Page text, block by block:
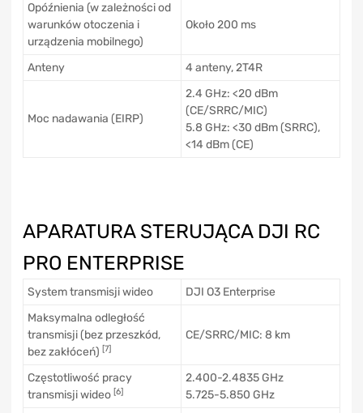
Opóźnienia (w zależności od
warunków otoczenia i
urządzenia mobilnego)
Około 200 ms
Anteny 4 anteny, 2T4R
Moc nadawania (EIRP)
2.4 GHz: <20 dBm
(CE/SRRC/MIC)
5.8 GHz: <30 dBm (SRRC),
<14 dBm (CE)
APARATURA STERUJĄCA DJI RC
PRO ENTERPRISE
System transmisji wideo
DJI O3 Enterprise
Maksymalna odległość
transmisji (bez przeszkód,
bez zakłóceń) [7]
CE/SRRC/MIC: 8 km
Częstotliwość pracy
transmisji wideo [6]
2.400-2.4835 GHz
5.725-5.850 GHz